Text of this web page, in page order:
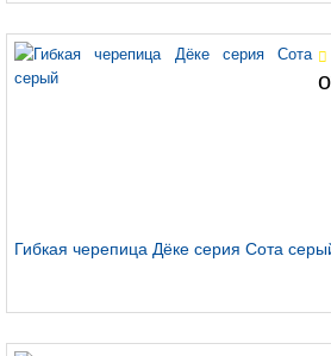
Гибкая черепица Дёке серия Сота